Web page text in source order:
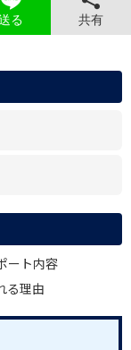
る 共有
ート内容
る理由